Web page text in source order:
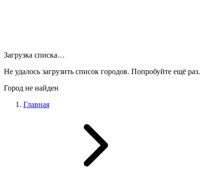
Загрузка списка…
Не удалось загрузить список городов. Попробуйте ещё раз.
Город не найден
Главная